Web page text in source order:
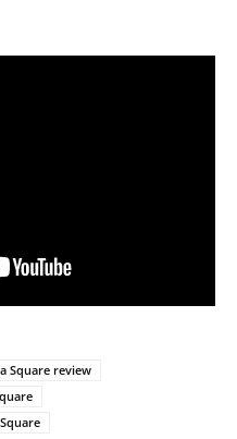
Square review